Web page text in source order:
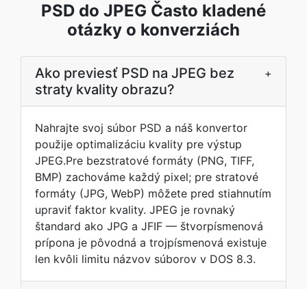
PSD do JPEG Často kladené
otázky o konverziách
Ako previesť PSD na JPEG bez
straty kvality obrazu?
+
Nahrajte svoj súbor PSD a náš konvertor
použije optimalizáciu kvality pre výstup
JPEG.Pre bezstratové formáty (PNG, TIFF,
BMP) zachováme každý pixel; pre stratové
formáty (JPG, WebP) môžete pred stiahnutím
upraviť faktor kvality. JPEG je rovnaký
štandard ako JPG a JFIF — štvorpísmenová
prípona je pôvodná a trojpísmenová existuje
len kvôli limitu názvov súborov v DOS 8.3.